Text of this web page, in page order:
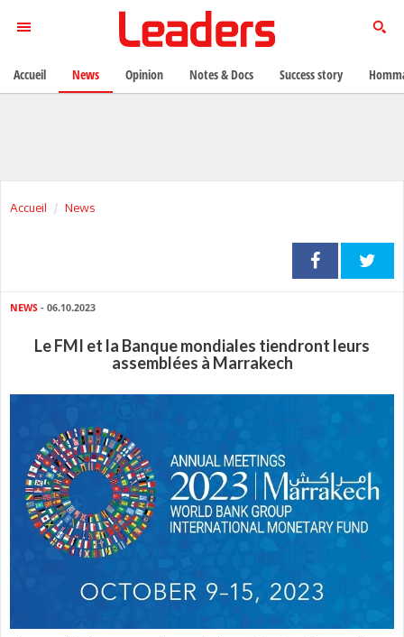
Accueil News
NEWS - 06.10.2023
Le FMI et la Banque mondiales tiendront leurs
assemblées à Marrakech
Accueil News Opinion Notes & Docs Success story